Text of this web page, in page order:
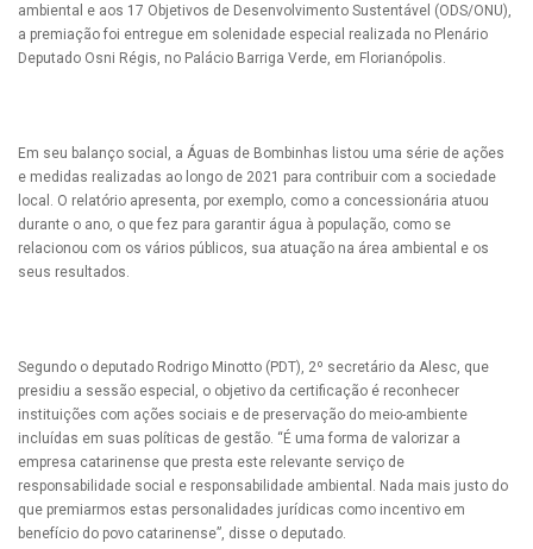
ambiental e aos 17 Objetivos de Desenvolvimento Sustentável (ODS/ONU),
a premiação foi entregue em solenidade especial realizada no Plenário
Deputado Osni Régis, no Palácio Barriga Verde, em Florianópolis.
Em seu balanço social, a Águas de Bombinhas listou uma série de ações
e medidas realizadas ao longo de 2021 para contribuir com a sociedade
local. O relatório apresenta, por exemplo, como a concessionária atuou
durante o ano, o que fez para garantir água à população, como se
relacionou com os vários públicos, sua atuação na área ambiental e os
seus resultados.
Segundo o deputado Rodrigo Minotto (PDT), 2º secretário da Alesc, que
presidiu a sessão especial, o objetivo da certificação é reconhecer
instituições com ações sociais e de preservação do meio-ambiente
incluídas em suas políticas de gestão. “É uma forma de valorizar a
empresa catarinense que presta este relevante serviço de
responsabilidade social e responsabilidade ambiental. Nada mais justo do
que premiarmos estas personalidades jurídicas como incentivo em
benefício do povo catarinense”, disse o deputado.